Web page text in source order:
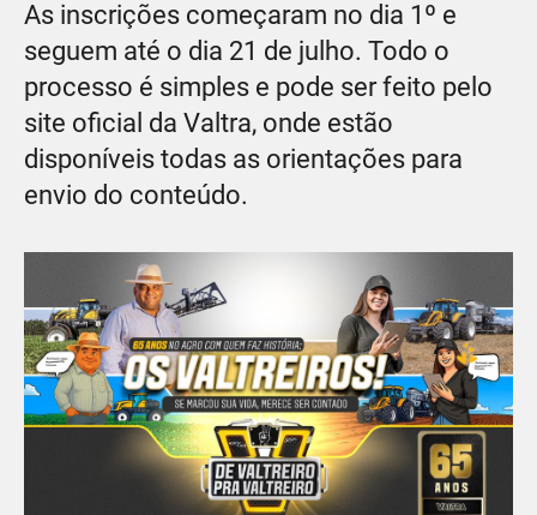
As inscrições começaram no dia 1º e
seguem até o dia 21 de julho. Todo o
processo é simples e pode ser feito pelo
site oficial da Valtra, onde estão
disponíveis todas as orientações para
envio do conteúdo.